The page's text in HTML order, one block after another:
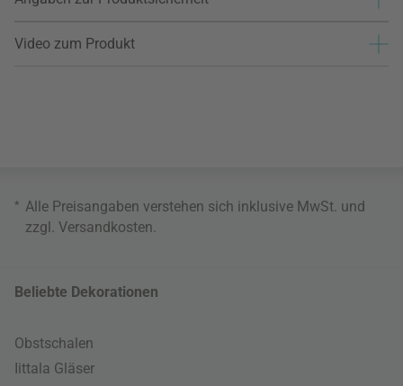
Video zum Produkt
* Alle Preisangaben verstehen sich inklusive MwSt. und
zzgl. Versandkosten
Beliebte Dekorationen
Obstschalen
Iittala Gläser